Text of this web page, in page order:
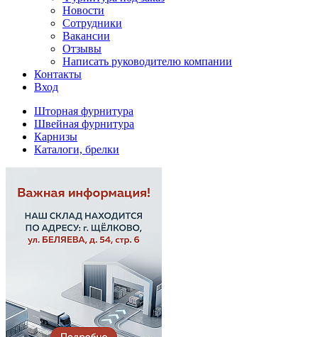
Новости
Сотрудники
Вакансии
Отзывы
Написать руководителю компании
Контакты
Вход
Шторная фурнитура
Швейная фурнитура
Карнизы
Каталоги, брелки